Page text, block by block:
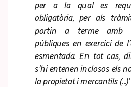
per a la qual es
obligatòria, per als
portin a terme amb
públiques en exercici de
esmentada. En tot cas,
s’hi entenen inclosos els
la propietat i mercantils (...)